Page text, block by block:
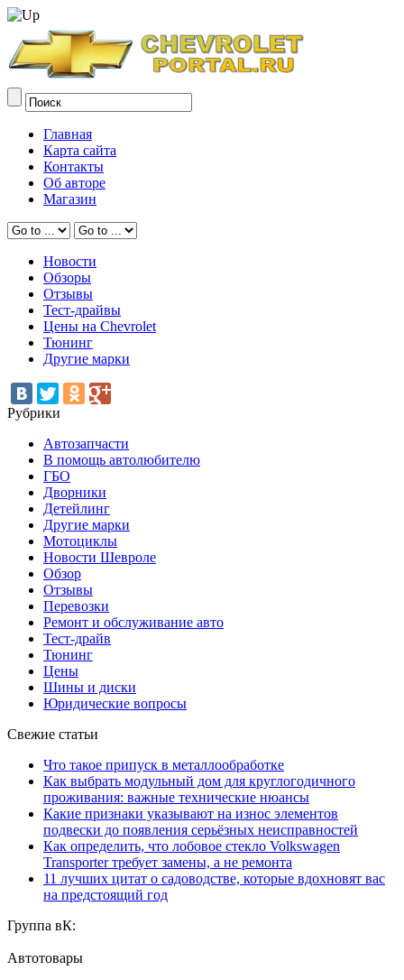
Главная
Карта сайта
Контакты
Об авторе
Магазин
Новости
Обзоры
Отзывы
Тест-драйвы
Цены на Chevrolet
Тюнинг
Другие марки
Рубрики
Автозапчасти
В помощь автолюбителю
ГБО
Дворники
Детейлинг
Другие марки
Мотоциклы
Новости Шевроле
Обзор
Отзывы
Перевозки
Ремонт и обслуживание авто
Тест-драйв
Тюнинг
Цены
Шины и диски
Юридические вопросы
Свежие статьи
Что такое припуск в металлообработке
Как выбрать модульный дом для круглогодичного
проживания: важные технические нюансы
Какие признаки указывают на износ элементов
подвески до появления серьёзных неисправностей
Как определить, что лобовое стекло Volkswagen
Transporter требует замены, а не ремонта
11 лучших цитат о садоводстве, которые вдохновят вас
на предстоящий год
Группа вК:
Автотовары